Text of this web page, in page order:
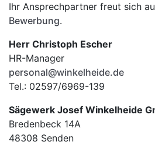
Ihr Ansprechpartner freut sich
Bewerbung.
Herr Christoph Escher
HR-Manager
personal@winkelheide.de
Tel.: 02597/6969-139
Sägewerk Josef Winkelheide
Bredenbeck 14A
48308 Senden